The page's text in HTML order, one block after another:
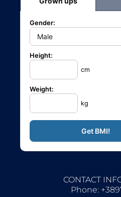
Gender:
Height:
cm
Weight:
kg
CONTACT
Phone: